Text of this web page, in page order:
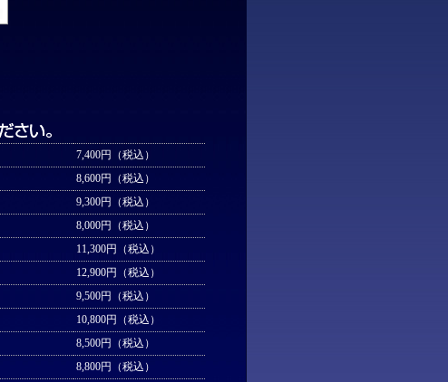
7,400円（税込）
8,600円（税込）
9,300円（税込）
8,000円（税込）
11,300円（税込）
12,900円（税込）
9,500円（税込）
10,800円（税込）
8,500円（税込）
8,800円（税込）